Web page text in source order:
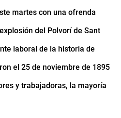
martes con una ofrenda
del Polvorí de Sant
laboral de la historia de
el 25 de noviembre de 1895
y trabajadoras, la mayoría